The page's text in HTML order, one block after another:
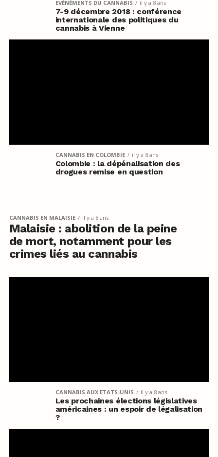
EVÉNÉMENTS DU CANNABIS il y a 8 ans
7-9 décembre 2018 : conférence
internationale des politiques du
cannabis à Vienne
CANNABIS EN COLOMBIE il y a 8 ans
Colombie : la dépénalisation des
drogues remise en question
CANNABIS EN MALAISIE il y a 8 ans
Malaisie : abolition de la peine
de mort, notamment pour les
crimes liés au cannabis
CANNABIS AUX ETATS-UNIS il y a 8 ans
Les prochaines élections législatives
américaines : un espoir de légalisation
?